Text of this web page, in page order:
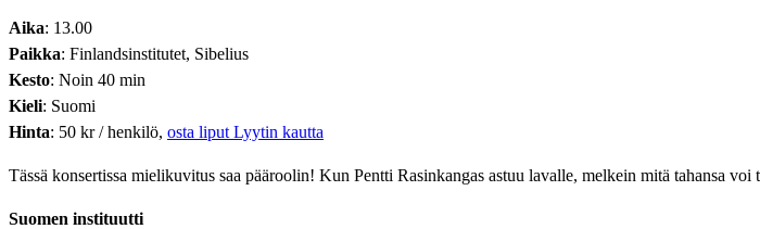
Aika: 13.00
Paikka: Finlandsinstitutet, Sibelius
Kesto: Noin 40 min
Kieli: Suomi
Hinta: 50 kr / henkilö, osta liput Lyytin kautta
Tässä konsertissa mielikuvitus saa pääroolin! Kun Pentti Rasinkangas astuu lavalle, melkein mitä tahansa
Suomen instituutti